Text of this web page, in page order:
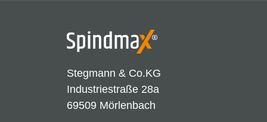
Stegmann & Co.KG
Industriestraße 28a
69509 Mörlenbach